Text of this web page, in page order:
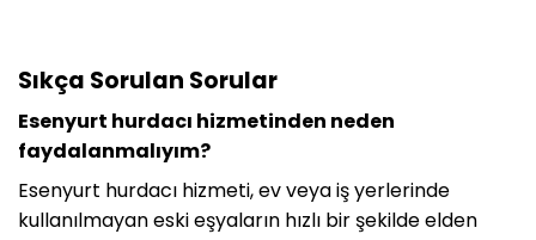
Sıkça Sorulan Sorular
Esenyurt hurdacı hizmetinden neden
faydalanmalıyım?
Esenyurt hurdacı hizmeti, ev veya iş yerlerinde
kullanılmayan eski eşyaların hızlı bir şekilde elden